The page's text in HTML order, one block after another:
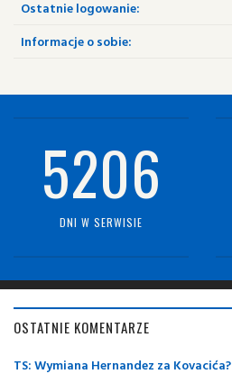
Ostatnie logowanie:
Informacje o sobie:
5206
DNI W SERWISIE
OSTATNIE KOMENTARZE
TS: Wymiana Hernandez za Kovacića?